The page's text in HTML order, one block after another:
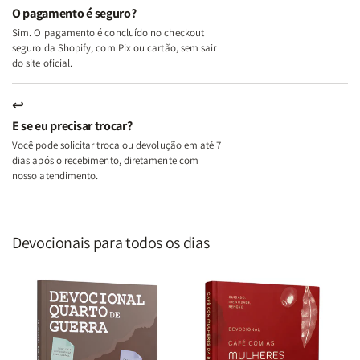
Lar
Lar
O pagamento é seguro?
Sim. O pagamento é concluído no checkout
seguro da Shopify, com Pix ou cartão, sem sair
do site oficial.
↩
E se eu precisar trocar?
Você pode solicitar troca ou devolução em até 7
dias após o recebimento, diretamente com
nosso atendimento.
Devocionais para todos os dias